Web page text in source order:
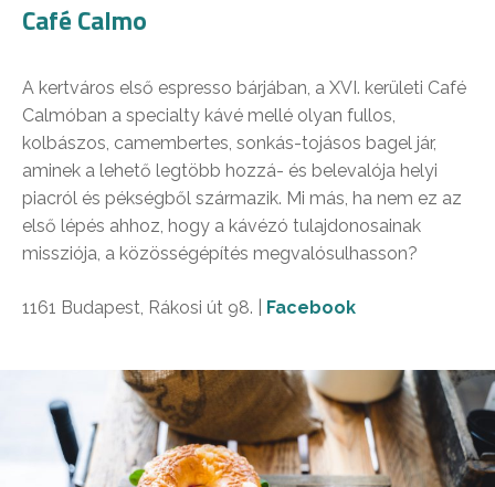
Café Calmo
A kertváros első espresso bárjában, a XVI. kerületi Café
Calmóban a specialty kávé mellé olyan fullos,
kolbászos, camembertes, sonkás-tojásos bagel jár,
aminek a lehető legtöbb hozzá- és belevalója helyi
piacról és pékségből származik. Mi más, ha nem ez az
első lépés ahhoz, hogy a kávézó tulajdonosainak
missziója, a közösségépítés megvalósulhasson?
1161 Budapest, Rákosi út 98. | Facebook